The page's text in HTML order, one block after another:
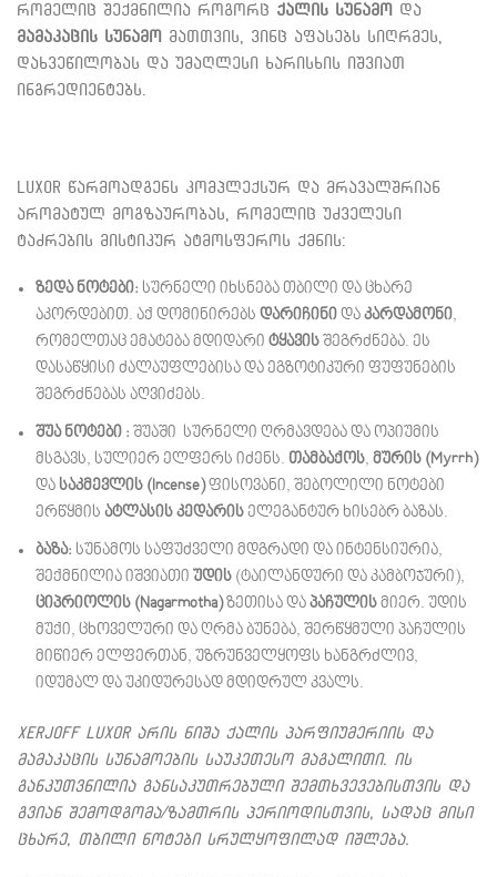
რომელიც შექმნილია როგორც ქალის სუნამო
და
მამაკაცის სუნამო
მათთვის, ვინც აფასებს სიღრმეს,
დახვეწილობას და უმაღლესი ხარისხის იშვიათ
ინგრედიენტებს.
Luxor წარმოადგენს კომპლექსურ და მრავალშრიან
არომატულ მოგზაურობას, რომელიც უძველესი
ტაძრების მისტიკურ ატმოსფეროს ქმნის:
ზედა ნოტები: სურნელი იხსნება თბილი და ცხარე
აკორდებით. აქ დომინირებს დარიჩინი და კარდამონი,
რომელთაც ემატება მდიდარი ტყავის შეგრძნება. ეს
დასაწყისი ძალაუფლებისა და ეგზოტიკური ფუფუნების
შეგრძნებას აღვიძებს.
შუა ნოტები : შუაში სურნელი ღრმავდება და ოპიუმის
მსგავს, სულიერ ელფერს იძენს. თამბაქოს, მურის (Myrrh)
და საკმევლის (Incense)ფისოვანი, შებოლილი ნოტები
ერწყმის ატლასის კედარის ელეგანტურ ხისებრ ბაზას.
ბაზა: სუნამოს საფუძველი მდგრადი და ინტენსიურია,
შექმნილია იშვიათი უდის (ტაილანდური და კამბოჯური),
ციპრიოლის (Nagarmotha)ზეთისა და პაჩულის მიერ. უდის
მუქი, ცხოველური და ღრმა ბუნება, შერწყმული პაჩულის
მიწიერ ელფერთან, უზრუნველყოფს ხანგრძლივ,
იდუმალ და უკიდურესად მდიდრულ კვალს.
Xerjoff Luxor არის ნიშა ქალის პარფიუმერიის და
მამაკაცის სუნამოების საუკეთესო მაგალითი. ის
განკუთვნილია განსაკუთრებული შემთხვევებისთვის და
გვიან შემოდგომა/ზამთრის პერიოდისთვის, სადაც მისი
ცხარე, თბილი ნოტები სრულყოფილად იშლება.